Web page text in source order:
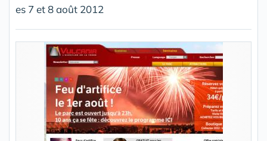
es 7 et 8 août 2012